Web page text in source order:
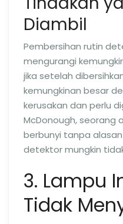
Diambil
Pembersihan rutin
mengurangi
jika setelah
kemungkinan besar
kerusakan dan perlu
McDonough, seorang
berbunyi tanpa
detektor mungkin
3. Lampu
Tidak